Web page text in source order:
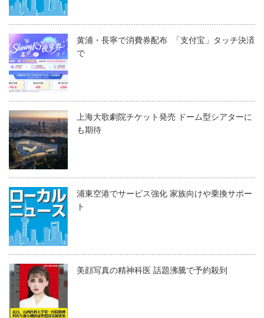
黄浦・長寧で消費券配布 「支付宝」タッチ決済
で
上海大歌劇院チケット発売 ドーム型シアターに
も期待
浦東空港でサービス強化 家族向けや乗換サポー
ト
美顔写真の精神科医 話題沸騰で予約殺到